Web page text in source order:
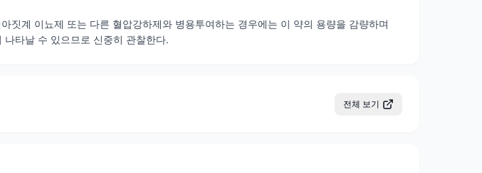
계 이뇨제 또는 다른 혈압강하제와 병용투여하는 경우에는 이 약의 용량을 감량하며
타날 수 있으므로 신중히 관찰한다.
전체 보기